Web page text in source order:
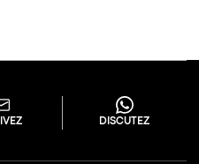
DISCUTEZ